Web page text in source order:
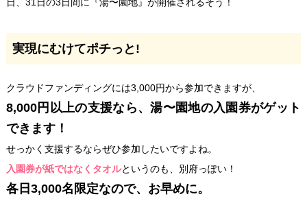
日、31日の3日間に『湯〜園地』が開催されるそう！
実現にむけてポチっと!
クラウドファンディングには3,000円から参加できますが、
8,000円以上の支援なら、湯〜園地の入園券がゲット
できます！
せっかく支援するならぜひ参加したいですよね。
入園券が紙ではなくタオルというのも、別府っぽい！
各日3,000名限定なので、お早めに。